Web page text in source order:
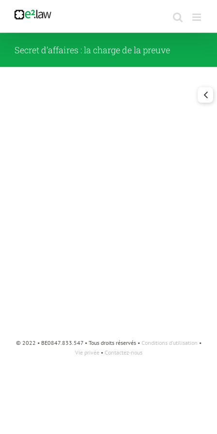
contenu
Secret d’affaires : la charge de la preuve
© 2022 • BE0847.833.547 • Tous droits réservés • Conditions d'utilisation •
Vie privée• Contactez-nous